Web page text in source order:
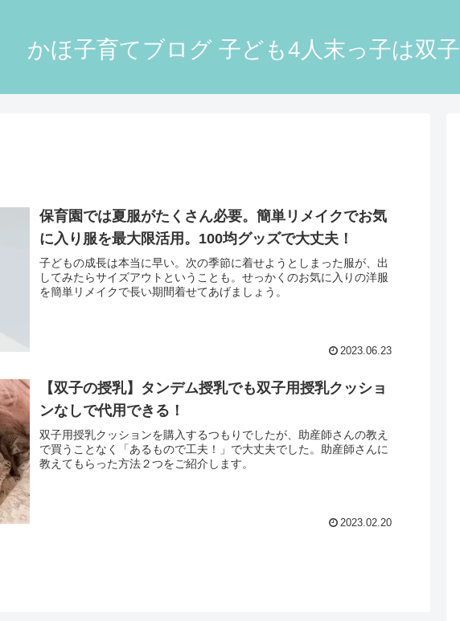
かほ子育てブログ 子ども4人末っ子は双子
保育園では夏服がたくさん必要。簡単リメイクでお気
に入り服を最大限活用。100均グッズで大丈夫！
子どもの成長は本当に早い。次の季節に着せようとしまった服が、出
してみたらサイズアウトということも。せっかくのお気に入りの洋服
を簡単リメイクで長い期間着せてあげましょう。
2023.06.23
【双子の授乳】タンデム授乳でも双子用授乳クッショ
ンなしで代用できる！
双子用授乳クッションを購入するつもりでしたが、助産師さんの教え
で買うことなく「あるもので工夫！」で大丈夫でした。助産師さんに
教えてもらった方法２つをご紹介します。
2023.02.20